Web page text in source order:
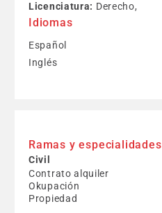
Licenciatura: Derecho,
Idiomas
Español
Inglés
Ramas y especialidades
Civil
Contrato alquiler
Okupación
Propiedad